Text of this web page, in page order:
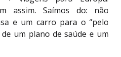
assim. Saímos do: não
e um carro para o “pelo
um plano de saúde e um